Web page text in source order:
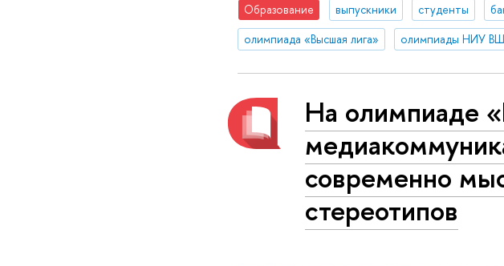
Образование выпускники студенты
олимпиада «Высшая лига»
олимпиады НИУ
На олимпиаде
современно
стереотипов